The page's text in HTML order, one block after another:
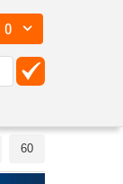
0
60